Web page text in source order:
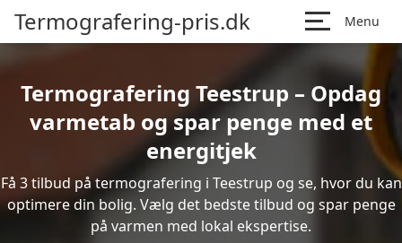
Termografering-pris.dk Menu
Termografering Teestrup – Opdag
varmetab og spar penge med et
energitjek
Få 3 tilbud på termografering i Teestrup og se, hvor du kan
optimere din bolig. Vælg det bedste tilbud og spar penge
på varmen med lokal ekspertise.